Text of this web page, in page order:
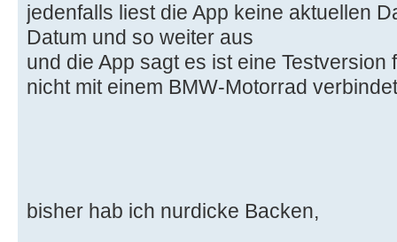
jedenfalls liest die App keine aktuellen
Datum und so weiter aus
und die App sagt es ist eine Testversion
nicht mit einem BMW-Motorrad verbindet
bisher hab ich nurdicke Backen,